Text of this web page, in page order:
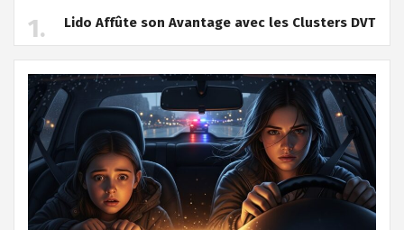
Lido Affûte son Avantage avec les Clusters DVT